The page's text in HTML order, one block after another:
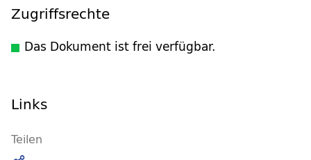
Zugriffsrechte
Das Dokument ist frei verfügbar.
Links
Teilen